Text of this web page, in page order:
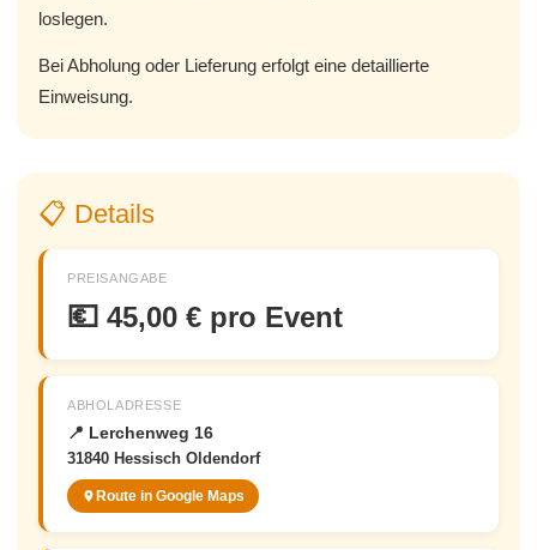
loslegen.
Bei Abholung oder Lieferung erfolgt eine detaillierte
Einweisung.
📋 Details
PREISANGABE
💶 45,00 € pro Event
ABHOLADRESSE
📍 Lerchenweg 16
31840 Hessisch Oldendorf
Route in Google Maps